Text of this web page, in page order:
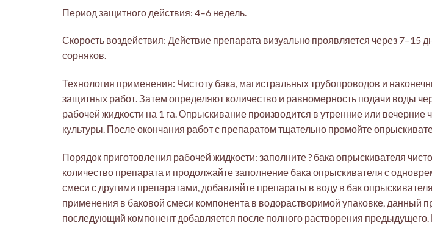
Период защитного действия: 4–6 недель.
Скорость воздействия: Действие препарата визуально проявляется через 7–15
сорняков.
Технология применения: Чистоту бака, магистральных трубопроводов и
защитных работ. Затем определяют количество и равномерность подачи воды
рабочей жидкости на 1 га. Опрыскивание производится в утренние или
культуры. После окончания работ с препаратом тщательно промойте
Порядок приготовления рабочей жидкости: заполните ? бака опрыскивателя
количество препарата и продолжайте заполнение бака опрыскивателя с
смеси с другими препаратами, добавляйте препараты в воду в бак
применения в баковой смеси компонента в водорастворимой упаковке, данный
последующий компонент добавляется после полного растворения